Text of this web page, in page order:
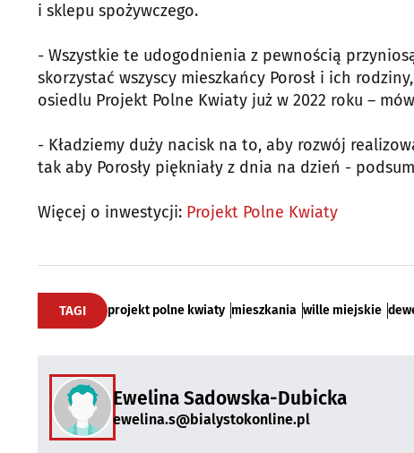
i sklepu spożywczego.
- Wszystkie te udogodnienia z pewnością
skorzystać wszyscy mieszkańcy Porosł i ich
osiedlu Projekt Polne Kwiaty już w 2022 roku –
- Kładziemy duży nacisk na to, aby rozwój
tak aby Porosły piękniały z dnia na dzień -
Więcej o inwestycji: Projekt Polne Kwiaty
TAGI projekt polne kwiaty mieszkania wille miejskie
Ewelina Sadowska-Dubicka
ewelina.s@bialystokonline.pl